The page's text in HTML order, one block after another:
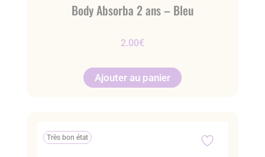
Body Absorba 2 ans – Bleu
2.00€
Ajouter au panier
Très bon état